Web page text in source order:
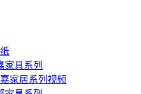
家具系列
家居系列视频